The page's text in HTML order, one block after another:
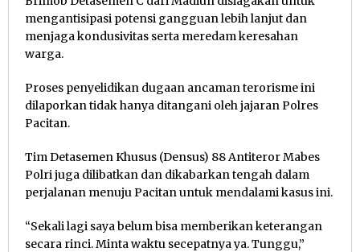
mengantisipasi potensi gangguan lebih lanjut dan
menjaga kondusivitas serta meredam keresahan
warga.
Proses penyelidikan dugaan ancaman terorisme ini
dilaporkan tidak hanya ditangani oleh jajaran Polres
Pacitan.
Tim Detasemen Khusus (Densus) 88 Antiteror Mabes
Polri juga dilibatkan dan dikabarkan tengah dalam
perjalanan menuju Pacitan untuk mendalami kasus ini.
“Sekali lagi saya belum bisa memberikan keterangan
secara rinci. Minta waktu secepatnya ya. Tunggu,”